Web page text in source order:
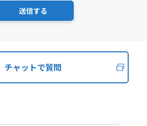
チャットで質問